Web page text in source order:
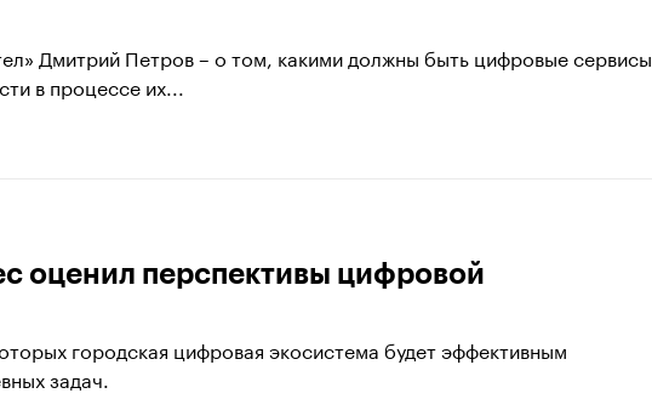
Дмитрий Петров – о том, какими должны быть цифровые сервисы
в процессе их...
оценил перспективы цифровой
городская цифровая экосистема будет эффективным
задач.